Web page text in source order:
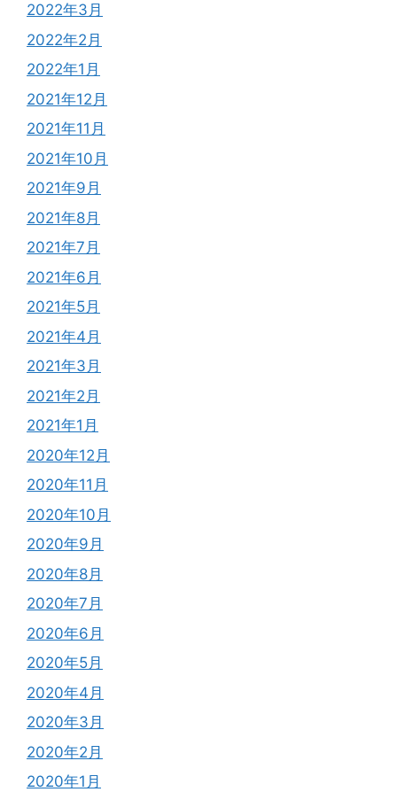
2022年3月
2022年2月
2022年1月
2021年12月
2021年11月
2021年10月
2021年9月
2021年8月
2021年7月
2021年6月
2021年5月
2021年4月
2021年3月
2021年2月
2021年1月
2020年12月
2020年11月
2020年10月
2020年9月
2020年8月
2020年7月
2020年6月
2020年5月
2020年4月
2020年3月
2020年2月
2020年1月